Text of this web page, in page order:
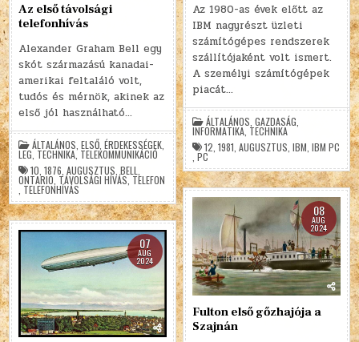
Az 1980-as évek előtt az
IBM nagyrészt üzleti
számítógépes rendszerek
szállítójaként volt ismert.
A személyi számítógépek
piacát…
ÁLTALÁNOS ,GAZDASÁG
INFORMATIKA TECHNIKA
12 ,1981 ,AUGUSZTUS ,IBM ,IBM PC
,PC
Az első távolsági
telefonhívás
Alexander Graham Bell egy
skót származású kanadai-
amerikai feltaláló volt,
tudós és mérnök, akinek az
első jól használható…
ÁLTALÁNOS ,ELSŐ ,ÉRDEKESSÉGEK
LEG TECHNIKA, TELEKOMMUNIKÁCIÓ
10 ,1876 ,AUGUSZTUS ,BELL
ONTARIO TÁVOLSÁGI HÍVÁS TELEFON
TELEFONHÍVÁS
08
AUG
2024
Fulton első gőzhajója a
Szajnán
07
AUG
2024